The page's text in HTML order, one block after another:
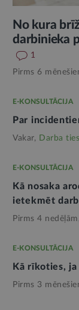
No kura
darbinieka
1
Pirms 6
E-KONSULTĀCIJA
Par
Vakar, Darba
E-KONSULTĀCIJA
Kā nosaka
ietekmēt
Pirms 4
E-KONSULTĀCIJA
Kā rīkoties,
Pirms 3